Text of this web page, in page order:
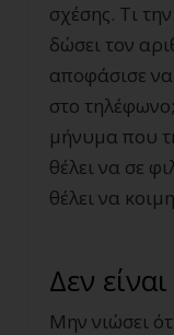
σχέσης. Τι
δώσει τον
αποφάσισε να
στο
μήνυμα που
θέλει να σε
θέλει να
Δεν
Μην νιώσει